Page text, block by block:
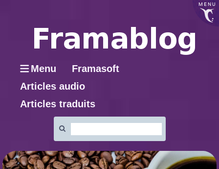
MENU
Menu
Framasoft
Articles audio
Articles traduits
: